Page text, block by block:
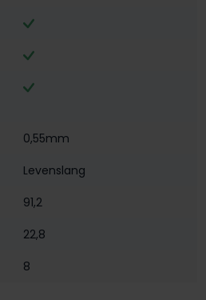
0,55mm
Levenslang
91,2
22,8
8